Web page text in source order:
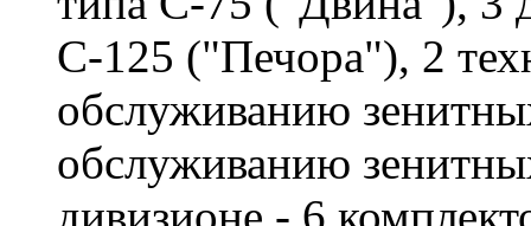
С-125 ("Печора"), 2
обслуживанию
обслуживанию